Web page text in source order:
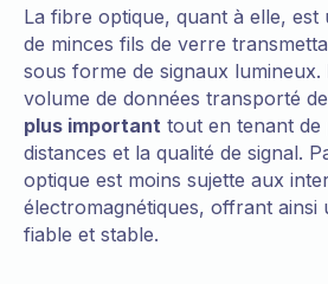
La fibre optique, quant à elle, est
de minces fils de verre
sous forme de signaux lumineux.
volume de données transporté
plus important tout en tenant de
distances et la qualité de signal.
optique est moins sujette aux
électromagnétiques, offrant ainsi
fiable et stable.